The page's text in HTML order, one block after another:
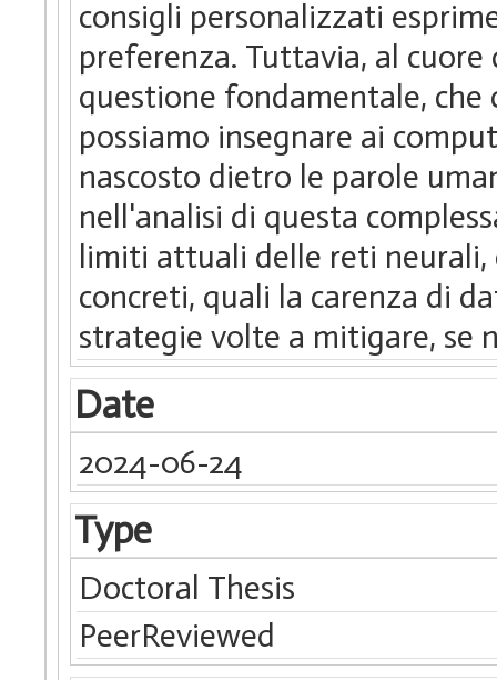
consigli personalizzati
preferenza. Tuttavia, al
questione fondamentale,
possiamo insegnare ai
nascosto dietro le parole
nell'analisi di questa
limiti attuali delle reti
concreti, quali la carenza di
strategie volte a mitigare, se
Date
2024-06-24
Type
Doctoral Thesis
PeerReviewed